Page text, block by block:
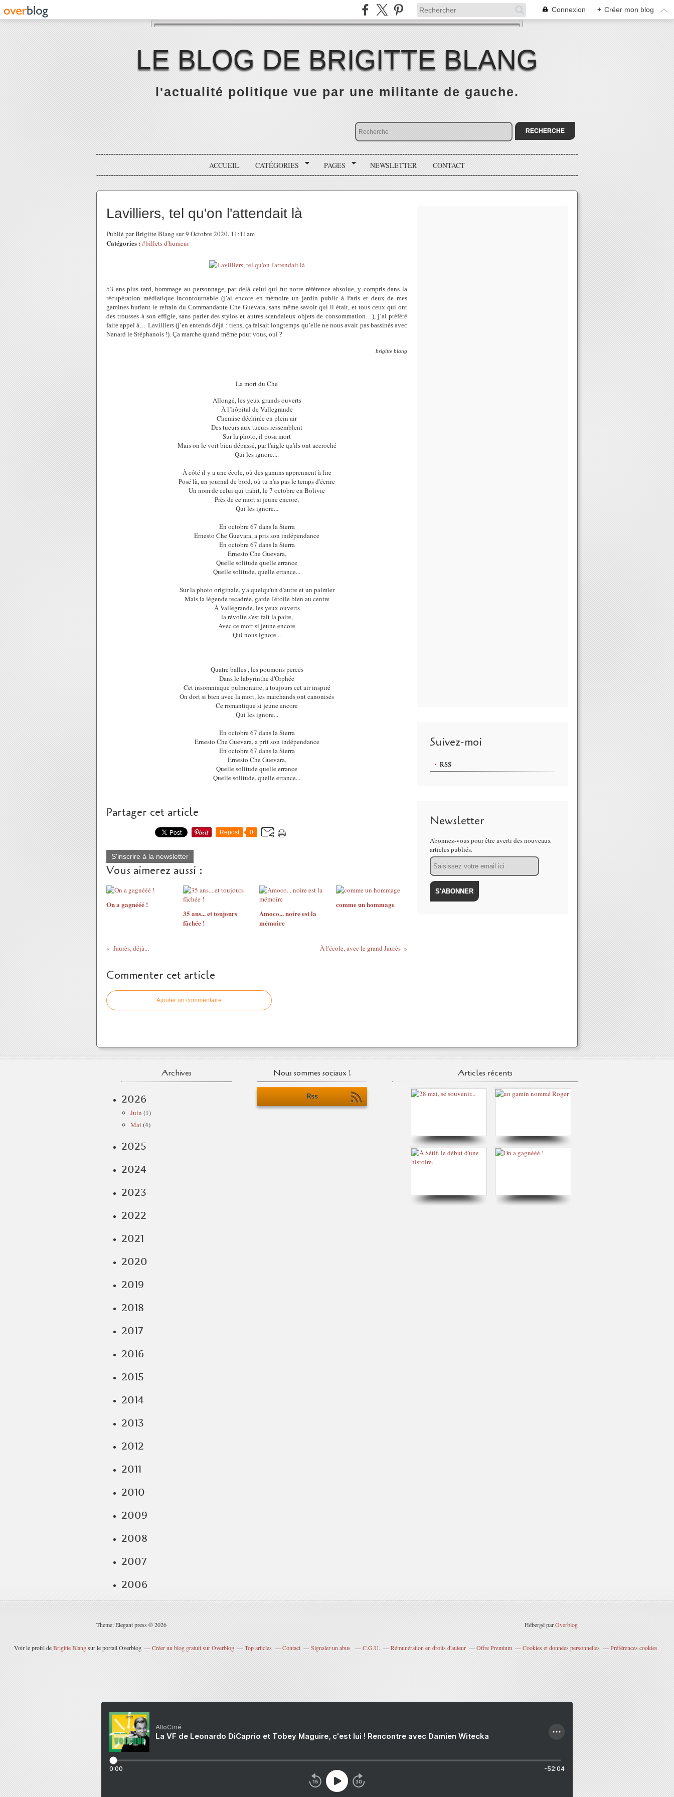
Connexion + Créer mon blog
LE BLOG DE BRIGITTE BLANG
l'actualité politique vue par une militante de gauche.
ACCUEIL CATÉGORIES PAGES NEWSLETTER CONTACT
Lavilliers, tel qu'on l'attendait là
Publié par Brigitte Blang sur 9 Octobre 2020, 11:11am
Catégories : #billets d'humeur
53 ans plus tard, hommage au personnage, par delà celui qui fut notre référence absolue, y compris dans la
récupération médiatique incontournable (j’ai encore en mémoire un jardin public à Paris et deux de mes
gamines hurlant le refrain du Commandante Che Guevara, sans même savoir qui il était, et tous ceux qui ont
des trousses à son effigie, sans parler des stylos et autres scandaleux objets de consommation…), j’ai préféré
faire appel à… Lavilliers (j’en entends déjà : tiens, ça faisait longtemps qu’elle ne nous avait pas bassinés avec
Nanard le Stéphanois !). Ça marche quand même pour vous, oui ?
brigitte blang
La mort du Che
Allongé, les yeux grands ouverts
À l’hôpital de Vallegrande
Chemise déchirée en plein air
Des tueurs aux tueurs ressemblent
Sur la photo, il posa mort
Mais on le voit bien dépassé, par l'aigle qu'ils ont accroché
Qui les ignore....
À côté il y a une école, où des gamins apprennent à lire
Posé là, un journal de bord, où tu n'as pas le temps d'écrire
Un nom de celui qui trahit, le 7 octobre en Bolivie
Près de ce mort si jeune encore,
Qui les ignore...
En octobre 67 dans la Sierra
Ernesto Che Guevara, a pris son indépendance
En octobre 67 dans la Sierra
Ernesto Che Guevara,
Quelle solitude quelle errance
Quelle solitude, quelle errance...
Sur la photo originale, y'a quelqu'un d'autre et un palmier
Mais la légende recadrée, garde l'étoile bien au centre
À Vallegrande, les yeux ouverts
la révolte s'est fait la paire,
Avec ce mort si jeune encore
Qui nous ignore...
Quatre balles , les poumons percés
Dans le labyrinthe d'Orphée
Cet insomniaque pulmonaire, a toujours cet air inspiré
On dort si bien avec la mort, les marchands ont canonisés
Ce romantique si jeune encore
Qui les ignore...
En octobre 67 dans la Sierra
Ernesto Che Guevara, a prit son indépendance
En octobre 67 dans la Sierra
Ernesto Che Guevara,
Quelle solitude quelle errance
Quelle solitude, quelle errance...
Partager cet article
Repost 0
S'inscrire à la newsletter
Vous aimerez aussi :
On a gagnééé !
35 ans... et toujours
fâchée !
Amoco... noire est la
mémoire
comme un hommage
Jaurès, déjà... À l'école, avec le grand Jaurès
Commenter cet article
Ajouter un commentaire
Suivez-moi
RSS
Newsletter
Abonnez-vous pour être averti des nouveaux
articles publiés.
Email
Archives
2026
Juin (1)
Mai (4)
2025
2024
2023
2022
2021
2020
2019
2018
2017
2016
2015
2014
2013
2012
2011
2010
2009
2008
2007
2006
Nous sommes sociaux !
Rss
Articles récents
Theme: Elegant press © 2026 Hébergé parOverblog
Voir le profil deBrigitte Blangsur le portail Overblog Créer un blog gratuit sur Overblog Top articles Contact Signaler un abus C.G.U. Rémunération en droits d'auteur Offre Premium Cookies et données personnelles Préférences cookies
AlloCiné
La VF de Leonardo DiCaprio et Tobey Maguire, c'est lui ! Rencontre avec Damien Witecka
0:00 -52:04